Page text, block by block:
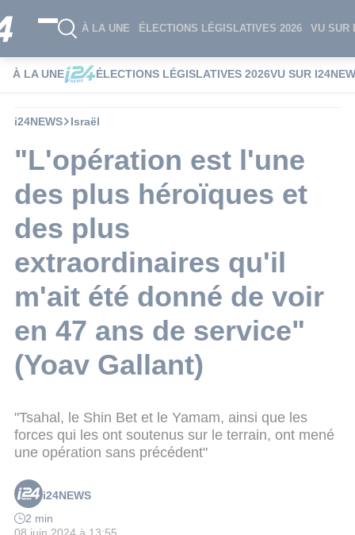
À LA UNE ÉLECTIONS LÉGISLATIVES 2026 VU SUR
À LA UNE ÉLECTIONS LÉGISLATIVES 2026VU SUR
i24NEWS Israël
"L'opération est l'une
des plus héroïques et
des plus
extraordinaires qu'il
m'ait été donné de voir
en 47 ans de service"
(Yoav Gallant)
"Tsahal, le Shin Bet et le Yamam, ainsi que les
forces qui les ont soutenus sur le terrain, ont mené
une opération sans précédent"
i24NEWS
2 min